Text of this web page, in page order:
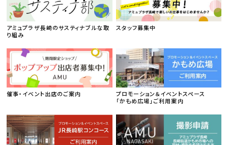
アミュプラザ長崎のサスティナブルな取
り組み
スタッフ募集中
催事・イベント出店のご案内
プロモーション＆イベントスペース
「かもめ広場」ご利用案内